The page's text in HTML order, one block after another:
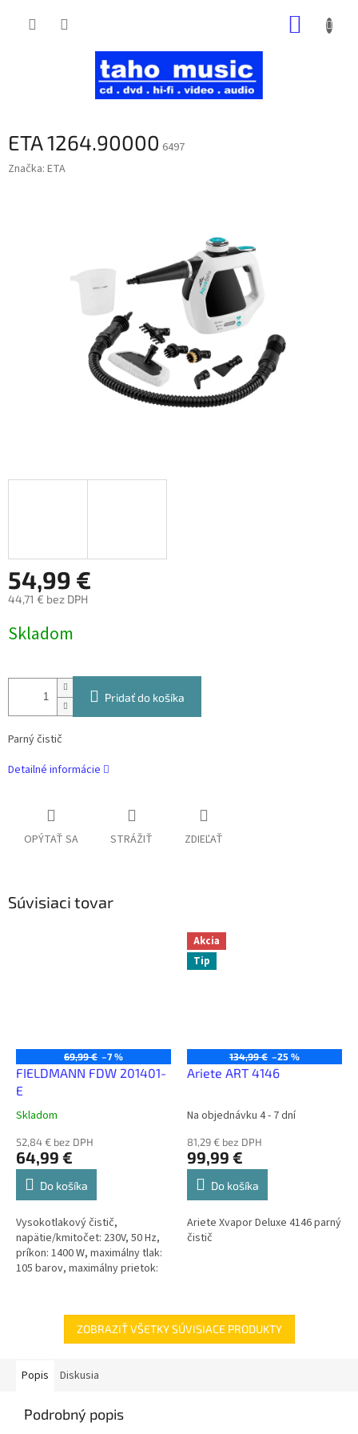
ETA 1264.90000 6497
Značka: ETA
54,99 €
44,71 € bez DPH
cena:
Skladom
Pridať do košíka
Parný čistič
Detailné informácie
OPÝTAŤ SA STRÁŽIŤ ZDIEĽAŤ
Súvisiaci tovar
69,99 € –7 %
FIELDMANN FDW 201401-
E
Skladom
52,84 € bez DPH
64,99 €
Do košíka
Vysokotlakový čistič,
napätie/kmitočet: 230V, 50 Hz,
príkon: 1400 W, maximálny tlak:
105 barov, maximálny prietok:
Akcia
Tip
134,99 € –25 %
Ariete ART 4146
Na objednávku 4 - 7 dní
81,29 € bez DPH
99,99 €
Do košíka
Ariete Xvapor Deluxe 4146 parný
čistič
ZOBRAZIŤ VŠETKY SÚVISIACE PRODUKTY
Popis Diskusia
Podrobný popis